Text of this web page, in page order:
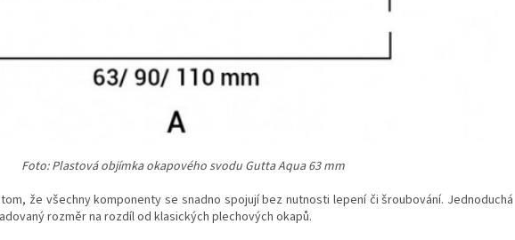
Foto: Plastová objímka okapového svodu Gutta Aqua 63 mm
že všechny komponenty se snadno spojují bez nutnosti lepení či šroubování. Jednoduchá
rozměr na rozdíl od klasických plechových okapů.